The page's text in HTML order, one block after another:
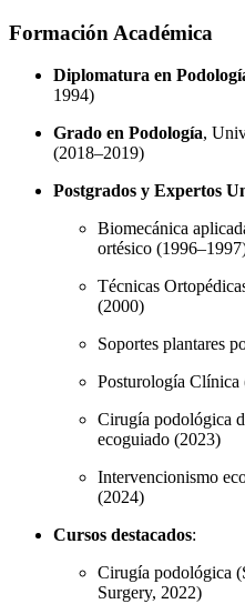
Formación Académica
Diplomatura en
1994)
Grado en Podología,
(2018–2019)
Postgrados y Expertos
Biomecánica
ortésico
Técnicas
(2000)
Soportes plantares
Posturología Clínica
Cirugía podológica
ecoguiado (2023)
Intervencionismo
(2024)
Cursos destacados:
Cirugía podológica
Surgery, 2022)